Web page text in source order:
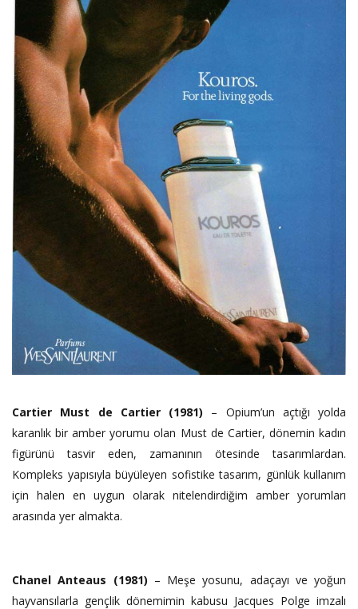
Cartier Must de Cartier (1981) – Opium’un açtığı yolda
karanlık bir amber yorumu olan Must de Cartier, dönemin kadın
figürünü tasvir eden, zamanının ötesinde tasarımlardan.
Kompleks yapısıyla büyüleyen sofistike tasarım, günlük kullanım
için halen en uygun olarak nitelendirdiğim amber yorumları
arasında yer almakta.
Chanel Anteaus (1981) – Meşe yosunu, adaçayı ve yoğun
hayvansılarla gençlik dönemimin kabusu Jacques Polge imzalı